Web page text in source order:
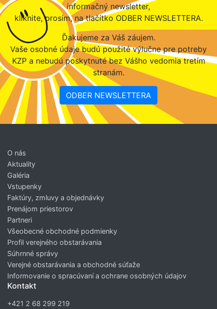
informačný newsletter,
kliknite, prosím, na tlačítko ODBER NEWSLETTERA.
Ďakujeme za Váš záujem.
Vaše osobné údaje budú použité výlučne pre potreby
KZP a nebudú poskytnuté bez Vášho vedomia tretím
stranám.
ODBER NEWSLETTERA
O nás
Aktuality
Galéria
Vstupenky
Faktúry, zmluvy a objednávky
Prenájom priestorov
Partneri
Všeobecné obchodné podmienky
Profil verejného obstarávania
Súhrnné správy
Verejné obstarávania a obchodné súťaže
Informovanie o spracúvaní a ochrane osobných údajov
Kontakt
+421 2 68 299 219